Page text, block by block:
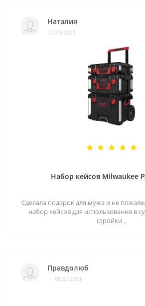
Наталия
27.08.2021
Набор кейсов Milwaukee
Сделала подарок для мужа и не
набор кейсов для использования в
стройки ..
Правдолюб
06.07.2021